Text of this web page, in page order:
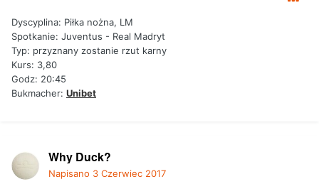
Dyscyplina: Piłka nożna, LM
Spotkanie: Juventus - Real Madryt
Typ: przyznany zostanie rzut karny
Kurs: 3,80
Godz: 20:45
Bukmacher: Unibet
Why Duck?
Napisano 3 Czerwiec 2017